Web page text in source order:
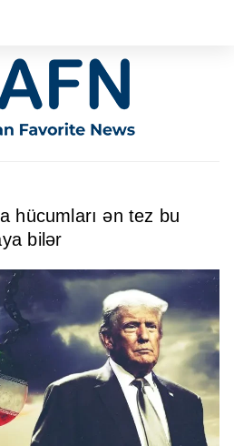
hücumları ən tez bu
bilər